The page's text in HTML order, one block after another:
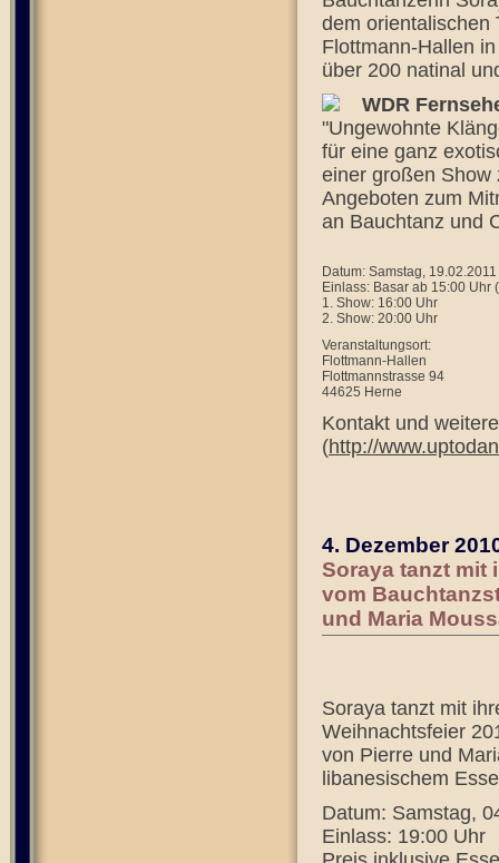
dem orientalischen
Flottmann-Hallen
über 200 natinal
WDR
"Ungewohnte
für eine ganz
einer großen Show
Angeboten zum
an Bauchtanz und
Datum: Samstag, 19.02.2011
Einlass: Basar ab 15:00 Uhr
1. Show: 16:00 Uhr
2. Show: 20:00 Uhr
Veranstaltungsort:
Flottmann-Hallen
Flottmannstrasse 94
44625 Herne
Kontakt und
(http://
4. Dezember
Soraya tanzt mit
vom
und Maria
Soraya tanzt mit
Weihnachtsfeier
von Pierre und
libanesischem
Datum: Samstag,
Einlass: 19:00 Uhr